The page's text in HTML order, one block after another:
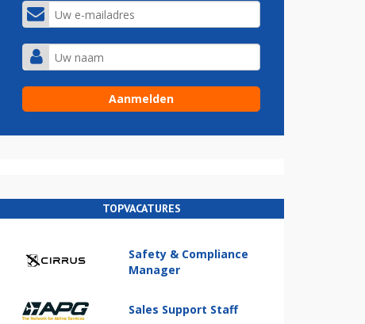
TOPVACATURES
Safety & Compliance
Manager
Sales Support Staff